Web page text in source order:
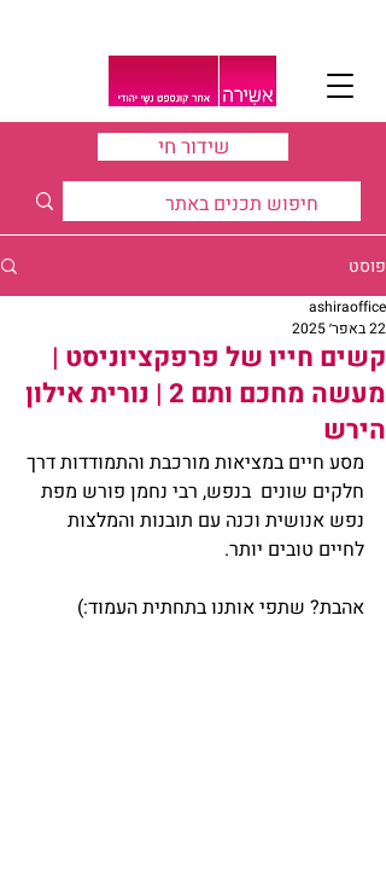
שידור חי
פוסט
קשים חייו של פרפקציוניסט |
מעשה מחכם ותם 2 | נורית אילון
הירש
ashiraoffice
22 באפר׳ 2025
מסע חיים במציאות מורכבת והתמודדות דרך
חלקים שונים  בנפש, רבי נחמן פורש מפת
נפש אנושית וכנה עם תובנות והמלצות
לחיים טובים יותר.
אהבת? שתפי אותנו בתחתית העמוד:)